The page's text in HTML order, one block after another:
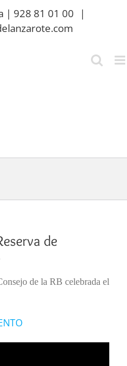
| 928 81 01 00
|
de
de la RB celebrada el